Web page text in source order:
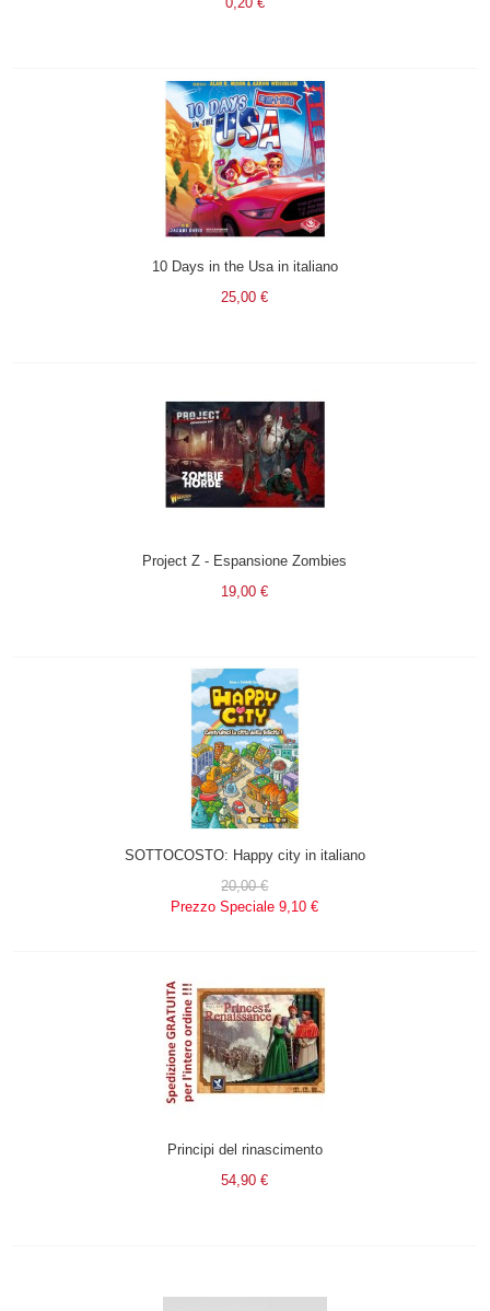
10 Days in the Usa in italiano
25,00 €
Project Z - Espansione Zombies
19,00 €
SOTTOCOSTO: Happy city in italiano
20,00 €
Prezzo Speciale 9,10 €
Principi del rinascimento
54,90 €